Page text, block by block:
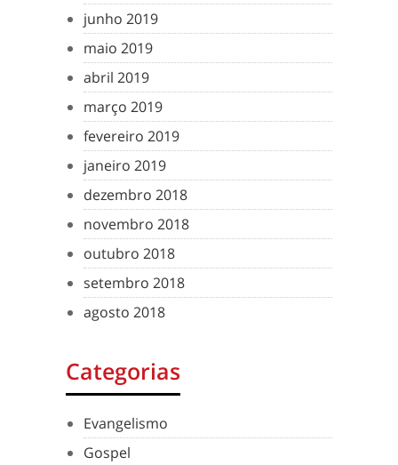
junho 2019
maio 2019
abril 2019
março 2019
fevereiro 2019
janeiro 2019
dezembro 2018
novembro 2018
outubro 2018
setembro 2018
agosto 2018
Categorias
Evangelismo
Gospel